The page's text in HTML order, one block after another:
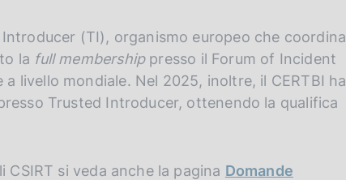
(TI), organismo europeo che coordina
la full membershippresso il Forum of Incident
livello mondiale. Nel 2025, inoltre, il CERTBI ha
Trusted Introducer, ottenendo la qualifica
si veda anche la pagina Domande